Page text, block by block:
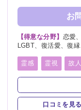
お
【得意な分野】 恋愛
LGBT、復活愛、復
教育、介護、進路、
間関係、人生相談、
運、運勢、過去、未
マ、パラレルワールド
霊感 霊視 故
未来予知 霊聴
オーラリーディング
口コミを見る